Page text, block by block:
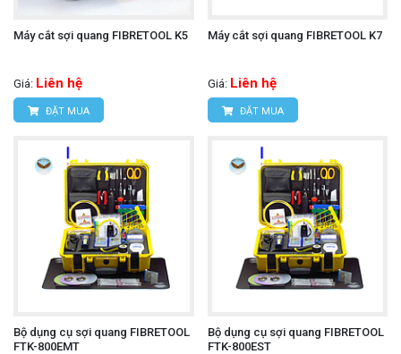
Máy cắt sợi quang FIBRETOOL K5
Giá: Liên hệ
ĐẶT MUA
Máy cắt sợi quang FIBRETOOL K7
Giá: Liên hệ
ĐẶT MUA
Bộ dụng cụ sợi quang FIBRETOOL
FTK-800EMT
Bộ dụng cụ sợi quang FIBRETOOL
FTK-800EST